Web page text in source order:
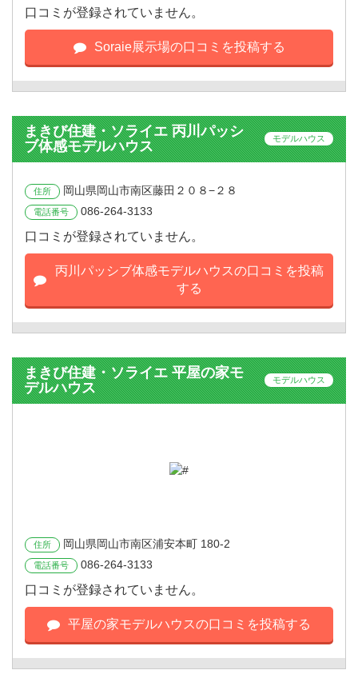
口コミが登録されていません。
Soraie展示場の口コミを投稿する
まきび住建・ソライエ 丙川パッシ
ブ体感モデルハウス
モデルハウス
住所 岡山県岡山市南区藤田２０８−２８
電話番号 086-264-3133
口コミが登録されていません。
丙川パッシブ体感モデルハウスの口コミを投稿
する
まきび住建・ソライエ 平屋の家モ
デルハウス
モデルハウス
住所 岡山県岡山市南区浦安本町 180-2
電話番号 086-264-3133
口コミが登録されていません。
平屋の家モデルハウスの口コミを投稿する